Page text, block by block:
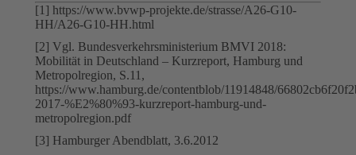
[1] https://www.bvwp-projekte.de/strasse/A26-G10-
HH/A26-G10-HH.html
[2] Vgl. Bundesverkehrsministerium BMVI 2018:
Mobilität in Deutschland – Kurzreport, Hamburg und
Metropolregion, S.11,
https://www.hamburg.de/contentblob/11914848/
2017-%E2%80%93-kurzreport-hamburg-und-
metropolregion.pdf
[3] Hamburger Abendblatt, 3.6.2012